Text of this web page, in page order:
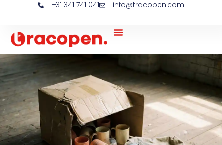
+31 341 741 041 info@tracopen.com